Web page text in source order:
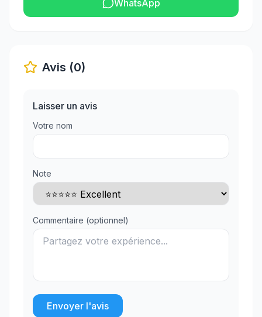
WhatsApp
Avis (0)
Laisser un avis
Votre nom
Note
Commentaire (optionnel)
Envoyer l'avis